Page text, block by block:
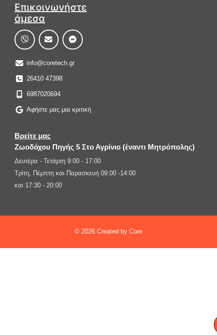
Επικοινωνήστε
άμεσα
info@coretech.gr
26410 47398
6987020694
Αφήστε μας μια κριτική
Βρείτε μας
Ζωοδόχου Πηγής 5 Στο Αγρίνιο (έναντι Μητρόπολης)
Δευτέρα - Τετάρτη 9:00 - 17:00
Τρίτη, Πέμπτη και Παρασκευή 09:00 -14:00
και 17:30 - 20:00
© 2026 Created by Core